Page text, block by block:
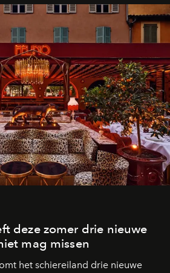
deze zomer drie nieuwe
mag missen
het schiereiland drie nieuwe